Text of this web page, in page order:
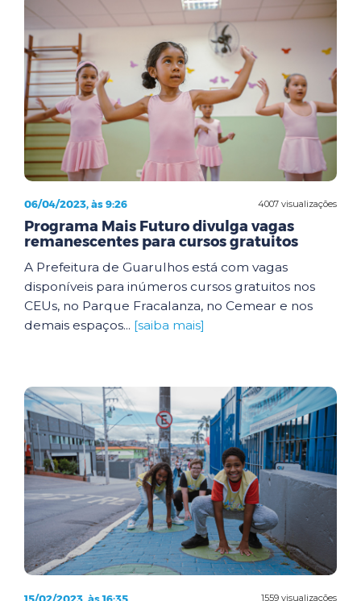
4007 visualizações
06/04/2023, às 9:26
Programa Mais Futuro divulga vagas
remanescentes para cursos gratuitos
A Prefeitura de Guarulhos está com vagas
disponíveis para inúmeros cursos gratuitos nos
CEUs, no Parque Fracalanza, no Cemear e nos
demais espaços... [saiba mais]
1559 visualizações
15/02/2023, às 16:35